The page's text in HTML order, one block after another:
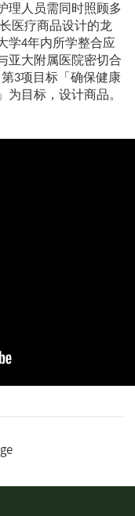
理人员需同时照顾多
医疗商品设计的龙
学4年内所学整合应
亚大附属医院密切合
3项目标「确保健康
为目标，设计商品。